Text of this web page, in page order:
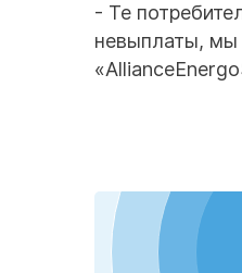
- Те
невыплаты, мы